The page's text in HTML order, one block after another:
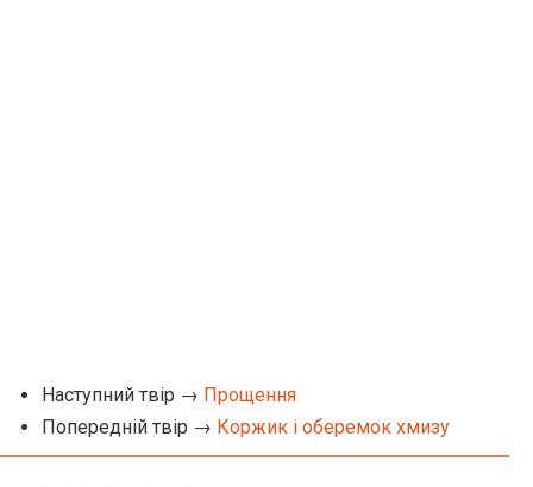
Наступний твір → Прощення
Попередній твір → Коржик і оберемок хмизу